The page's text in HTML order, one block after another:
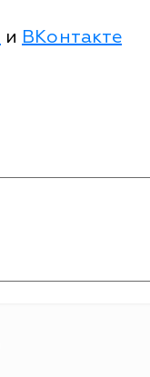
и ВКонтакте